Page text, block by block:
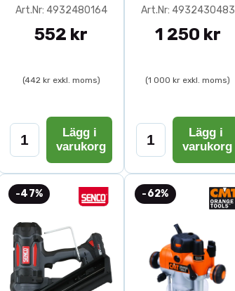
Art.Nr: 4932480164
552 kr
(442 kr exkl. moms)
Lägg i
varukorg
Art.Nr: 4932430483
1 250 kr
(1 000 kr exkl. moms)
Lägg i
varukorg
-47% -62%